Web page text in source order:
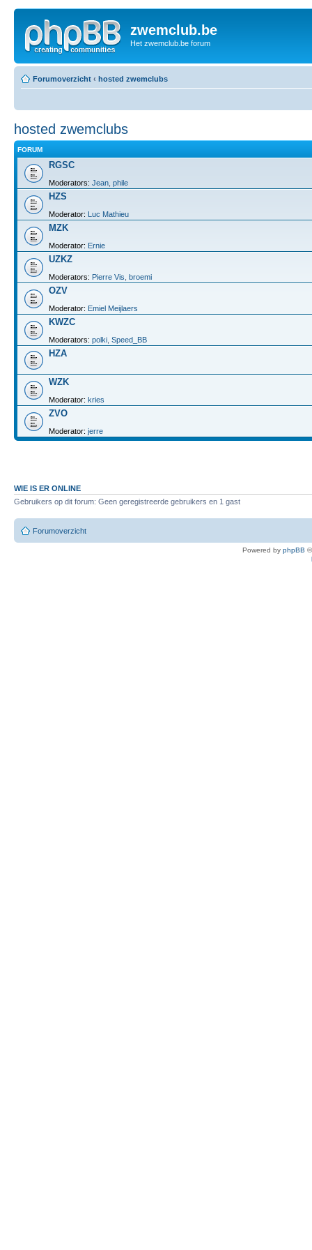
zwemclub.be
Het zwemclub.be forum
Forumoverzicht ‹ hosted zwemclubs
hosted zwemclubs
FORUM
RGSC
Moderators: Jean phile
HZS
Moderator: Luc Mathieu
MZK
Moderator: Ernie
UZKZ
Moderators: Pierre Vis broemi
OZV
Moderator: Emiel Meijlaers
KWZC
Moderators: polki Speed_BB
HZA
WZK
Moderator: kries
ZVO
Moderator: jerre
WIE IS ER ONLINE
Gebruikers op dit forum: Geen geregistreerde gebruikers en 1 gast
Forumoverzicht
Powered by phpBB